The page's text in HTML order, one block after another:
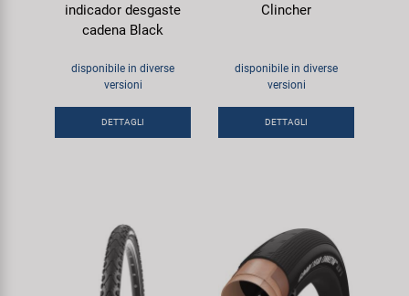
indicador desgaste
cadena Black
disponibile in diverse
versioni
DETTAGLI
Clincher
disponibile in diverse
versioni
DETTAGLI